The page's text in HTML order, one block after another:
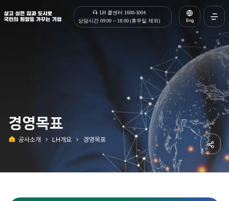
살고 싶은 집과 도시로 국민의 희망을 가꾸는 기업 | 한국토지주택공사
LH 콜센터 1600-1004
상담시간 09:00 ~ 18:00 (휴무일 제외)
Eng
전체
열기
경영목표
공사소개 LH개요 경영목표
공유